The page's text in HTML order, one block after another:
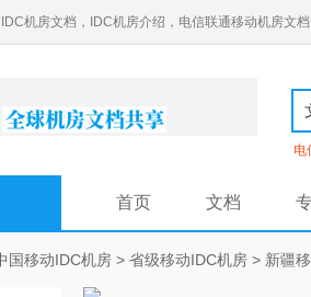
机房文档，IDC机房介绍，电信联通移动机房文档
电
首页 文档
国移动IDC机房 > 省级移动IDC机房 > 新疆